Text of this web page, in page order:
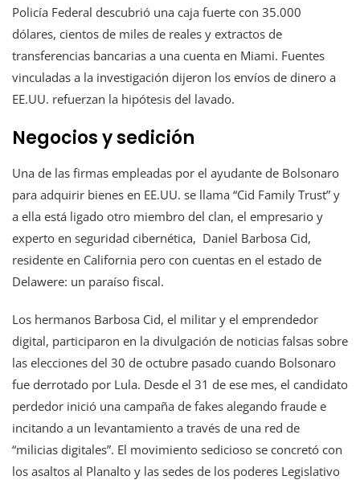
Policía Federal descubrió una caja fuerte con 35.000
dólares, cientos de miles de reales y extractos de
transferencias bancarias a una cuenta en Miami. Fuentes
vinculadas a la investigación dijeron los envíos de dinero a
EE.UU. refuerzan la hipótesis del lavado.
Negocios y sedición
Una de las firmas empleadas por el ayudante de Bolsonaro
para adquirir bienes en EE.UU. se llama “Cid Family Trust” y
a ella está ligado otro miembro del clan, el empresario y
experto en seguridad cibernética, Daniel Barbosa Cid,
residente en California pero con cuentas en el estado de
Delawere: un paraíso fiscal.
Los hermanos Barbosa Cid, el militar y el emprendedor
digital, participaron en la divulgación de noticias falsas sobre
las elecciones del 30 de octubre pasado cuando Bolsonaro
fue derrotado por Lula. Desde el 31 de ese mes, el candidato
perdedor inició una campaña de fakes alegando fraude e
incitando a un levantamiento a través de una red de
“milicias digitales”. El movimiento sedicioso se concretó con
los asaltos al Planalto y las sedes de los poderes Legislativo